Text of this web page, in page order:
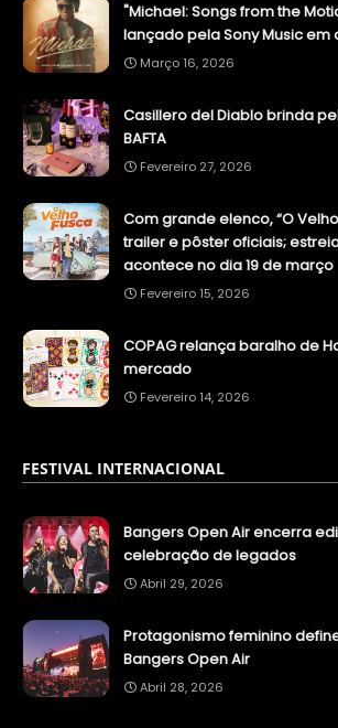
"Michael: Songs from the
lançado pela Sony Music em
Março 16, 2026
Casillero del Diablo brinda
BAFTA
Fevereiro 27, 2026
Com grande elenco, “O
trailer e pôster oficiais;
acontece no dia 19 de março
Fevereiro 15, 2026
COPAG relança baralho de
mercado
Fevereiro 14, 2026
FESTIVAL INTERNACIONAL
Bangers Open Air encerra
celebração de legados
Abril 29, 2026
Protagonismo feminino
Bangers Open Air
Abril 28, 2026